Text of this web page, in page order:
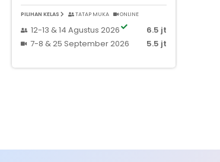
PILIHAN KELAS TATAP MUKA ONLINE
12-13 & 14 Agustus 2026
6.5 jt
7-8 & 25 September 2026
5.5 jt